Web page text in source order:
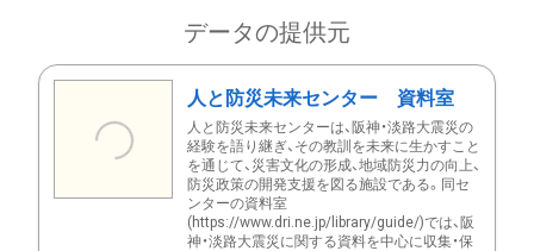
データの提供元
人と防災未来センター 資料室
人と防災未来センターは、阪神・淡路大震災の
経験を語り継ぎ、その教訓を未来に生かすこと
を通じて、災害文化の形成、地域防災力の向上、
防災政策の開発支援を図る施設である。同セ
ンターの資料室
(https://www.dri.ne.jp/library/guide/)では、阪
神・淡路大震災に関する資料を中心に収集・保